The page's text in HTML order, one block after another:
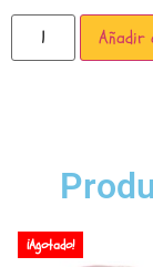
¡Agotado!